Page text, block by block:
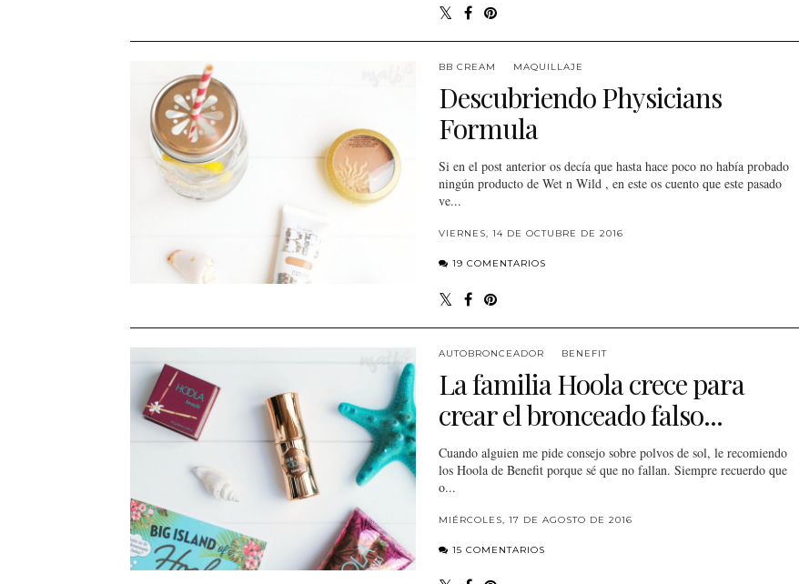
BB CREAM MAQUILLAJE
Descubriendo Physicians
Formula
Si en el post anterior os decía que hasta hace poco no había probado
ningún producto de Wet n Wild , en este os cuento que este pasado
ve...
VIERNES, 14 DE OCTUBRE DE 2016
19 COMENTARIOS
AUTOBRONCEADOR BENEFIT
La familia Hoola crece para
crear el bronceado falso...
Cuando alguien me pide consejo sobre polvos de sol, le recomiendo
los Hoola de Benefit porque sé que no fallan. Siempre recuerdo que
o...
MIÉRCOLES, 17 DE AGOSTO DE 2016
15 COMENTARIOS